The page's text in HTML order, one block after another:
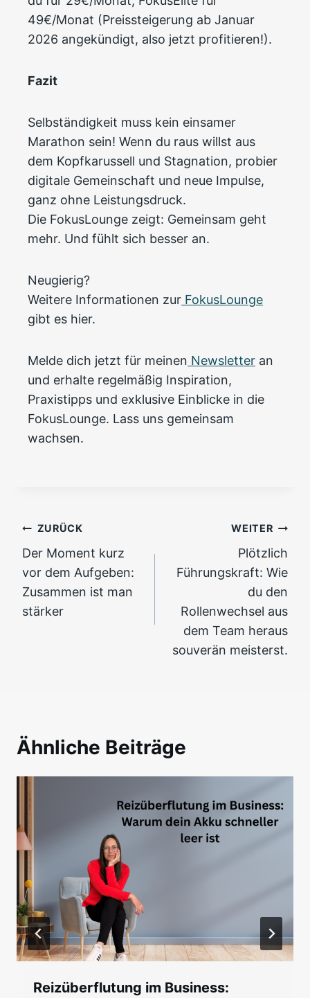
49€/Monat (Preissteigerung ab Januar
2026 angekündigt, also jetzt profitieren!).
Fazit
Selbständigkeit muss kein einsamer
Marathon sein! Wenn du raus willst aus
dem Kopfkarussell und Stagnation, probier
digitale Gemeinschaft und neue Impulse,
ganz ohne Leistungsdruck.
Die FokusLounge zeigt: Gemeinsam geht
mehr. Und fühlt sich besser an.
Neugierig?
Weitere Informationen zur FokusLounge
gibt es hier.
Melde dich jetzt für meinen Newsletter an
und erhalte regelmäßig Inspiration,
Praxistipps und exklusive Einblicke in die
FokusLounge. Lass uns gemeinsam
wachsen.
Beitragsnavigation
ZURÜCK
Der Moment kurz
vor dem Aufgeben:
Zusammen ist man
stärker
WEITER
Plötzlich
Führungskraft: Wie
du den
Rollenwechsel aus
dem Team heraus
souverän meisterst.
Ähnliche Beiträge
Reizüberflutung im Business: